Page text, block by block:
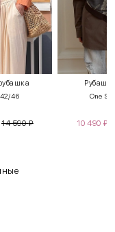
46
14 590₽
One
10 490 ₽